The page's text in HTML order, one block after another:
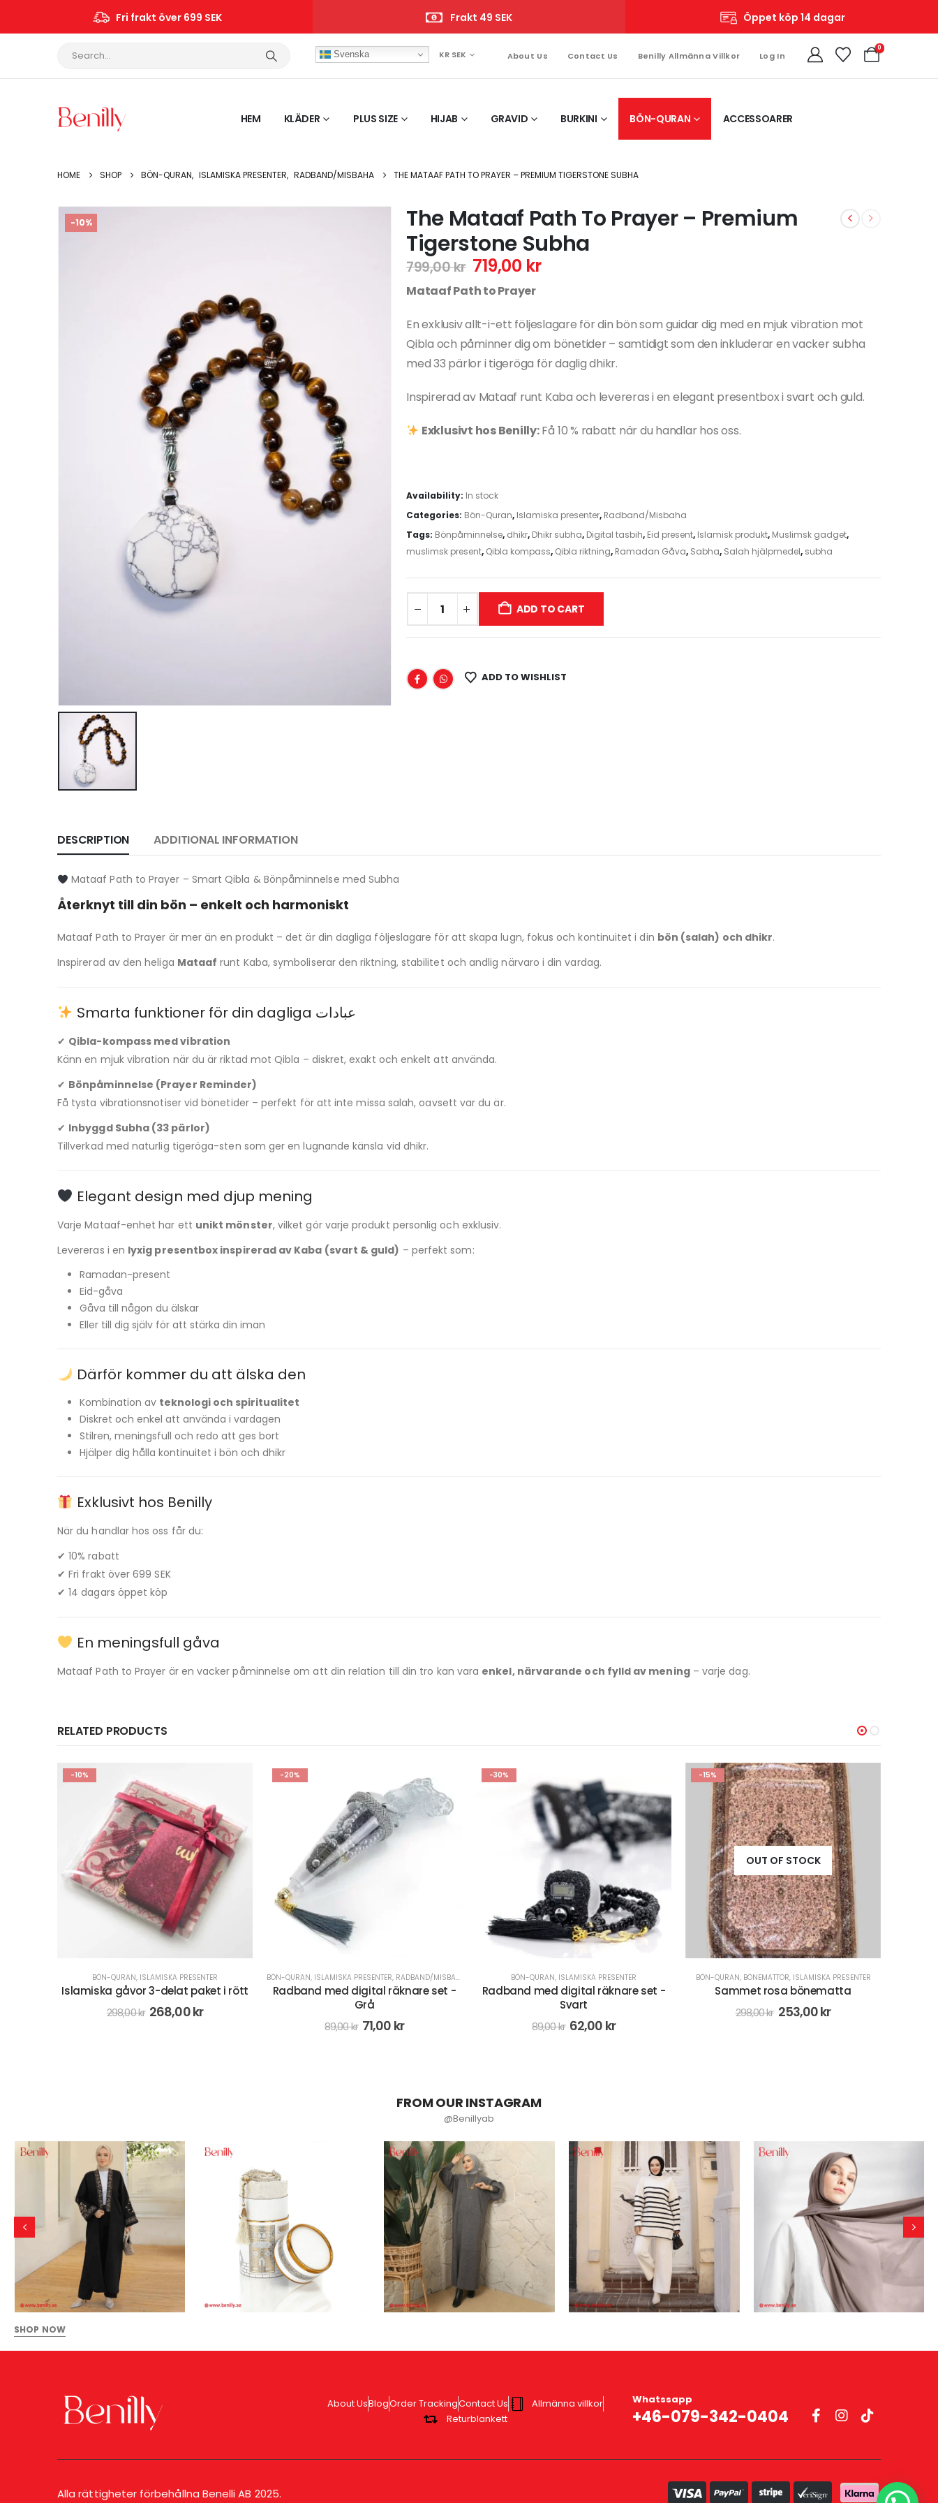
Fri frakt över 699 SEK Frakt 49 SEK Öppet köp 14 dagar
Svenska KR SEK About Us Contact Us Benilly Allmänna Villkor Log In
0
HEM KLÄDER PLUS SIZE HIJAB GRAVID BURKINI BÖN-QURAN ACCESSOARER
HOME SHOP BÖN-QURAN, ISLAMISKA PRESENTER, RADBAND/MISBAHA THE MATAAF PATH TO PRAYER – PREMIUM TIGERSTONE SUBHA
-10%
The Mataaf Path To Prayer – Premium
Tigerstone Subha
799,00kr 719,00 kr
Mataaf Path to Prayer
En exklusiv allt-i-ett följeslagare för din bön som guidar dig med en mjuk vibration mot
Qibla och påminner dig om bönetider – samtidigt som den inkluderar en vacker subha
med 33 pärlor i tigeröga för daglig dhikr.
Inspirerad av Mataaf runt Kaba och levereras i en elegant presentbox i svart och guld.
Exklusivt hos Benilly:Få 10 % rabatt när du handlar hos oss.
Availability: In stock
Categories: Bön-Quran, Islamiska presenter, Radband/Misbaha
Tags: Bönpåminnelse, dhikr, Dhikr subha, Digital tasbih, Eid present, Islamisk produkt, Muslimsk gadget,
muslimsk present, Qibla kompass, Qibla riktning, Ramadan Gåva, Sabha, Salah hjälpmedel, subha
ADD TO CART
ADD TO WISHLIST
DESCRIPTION ADDITIONAL INFORMATION
Mataaf Path to Prayer – Smart Qibla & Bönpåminnelse med Subha
Återknyt till din bön – enkelt och harmoniskt
Mataaf Path to Prayer är mer än en produkt – det är din dagliga följeslagare för att skapa lugn, fokus och kontinuitet i din bön (salah) och dhikr.
Inspirerad av den heliga Mataaf runt Kaba, symboliserar den riktning, stabilitet och andlig närvaro i din vardag.
Smarta funktioner för din dagliga عبادات
✔ Qibla-kompass med vibration
Känn en mjuk vibration när du är riktad mot Qibla – diskret, exakt och enkelt att använda.
✔ Bönpåminnelse (Prayer Reminder)
Få tysta vibrationsnotiser vid bönetider – perfekt för att inte missa salah, oavsett var du är.
✔ Inbyggd Subha (33 pärlor)
Tillverkad med naturlig tigeröga-sten som ger en lugnande känsla vid dhikr.
Elegant design med djup mening
Varje Mataaf-enhet har ett unikt mönster, vilket gör varje produkt personlig och exklusiv.
Levereras i en lyxig presentbox inspirerad av Kaba (svart & guld) – perfekt som:
Ramadan-present
Eid-gåva
Gåva till någon du älskar
Eller till dig själv för att stärka din iman
Därför kommer du att älska den
Kombination av teknologi och spiritualitet
Diskret och enkel att använda i vardagen
Stilren, meningsfull och redo att ges bort
Hjälper dig hålla kontinuitet i bön och dhikr
Exklusivt hos Benilly
När du handlar hos oss får du:
✔ 10% rabatt
✔ Fri frakt över 699 SEK
✔ 14 dagars öppet köp
En meningsfull gåva
Mataaf Path to Prayer är en vacker påminnelse om att din relation till din tro kan vara enkel, närvarande och fylld av mening– varje dag.
RELATED PRODUCTS
-10%
BÖN-QURAN, ISLAMISKA PRESENTER
Islamiska gåvor 3-delat paket i rött
298,00kr 268,00kr
-20%
BÖN-QURAN, ISLAMISKA PRESENTER, RADBAND/MISBAHA
Radband med digital räknare set -
Grå
89,00kr 71,00 kr
-30%
BÖN-QURAN, ISLAMISKA PRESENTER
Radband med digital räknare set -
Svart
89,00kr 62,00 kr
-15%
OUT OF STOCK
BÖN-QURAN, BÖNEMATTOR, ISLAMISKA PRESENTER
Sammet rosa bönematta
298,00kr 253,00kr
FROM OUR INSTAGRAM
@Benillyab
SHOP NOW
About UsBlogOrder TrackingContact Us
Allmänna villkor
Returblankett
Whatssapp
+46-079-342-0404
Alla rättigheter förbehållna Benelli AB 2025.